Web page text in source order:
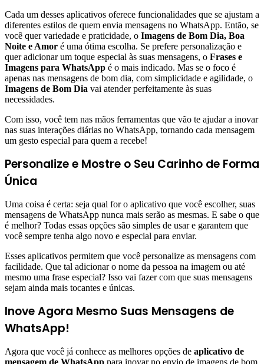
Cada um desses aplicativos oferece funcionalidades que se ajustam a
diferentes estilos de quem envia mensagens no WhatsApp. Então, se
você quer variedade e praticidade, o Imagens de Bom Dia, Boa
Noite e Amor é uma ótima escolha. Se prefere personalização e
quer adicionar um toque especial às suas mensagens, o Frases e
Imagens para WhatsApp é o mais indicado. Mas se o foco é
apenas nas mensagens de bom dia, com simplicidade e agilidade, o
Imagens de Bom Dia vai atender perfeitamente às suas
necessidades.
Com isso, você tem nas mãos ferramentas que vão te ajudar a inovar
nas suas interações diárias no WhatsApp, tornando cada mensagem
um gesto especial para quem a recebe!
Personalize e Mostre o Seu Carinho de Forma
Única
Uma coisa é certa: seja qual for o aplicativo que você escolher, suas
mensagens de WhatsApp nunca mais serão as mesmas. E sabe o que
é melhor? Todas essas opções são simples de usar e garantem que
você sempre tenha algo novo e especial para enviar.
Esses aplicativos permitem que você personalize as mensagens com
facilidade. Que tal adicionar o nome da pessoa na imagem ou até
mesmo uma frase especial? Isso vai fazer com que suas mensagens
sejam ainda mais tocantes e únicas.
Inove Agora Mesmo Suas Mensagens de
WhatsApp!
Agora que você já conhece as melhores opções de aplicativo de
mensagem de WhatsApp para inovar no envio de imagens de bom